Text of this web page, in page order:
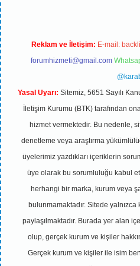
Reklam ve İletişim: E-mail:
forumhizmeti@gmail.com
Yasal Uyarı: Sitemiz, 5651 Sayılı
İletişim Kurumu (BTK) tarafından
hizmet vermektedir. Bu nedenle,
denetleme veya araştırma
üyelerimiz yazdıkları içeriklerin
üye olarak bu sorumluluğu kabul
herhangi bir marka, kurum veya
bulunmamaktadır. Sitede yalnızca
paylaşılmaktadır. Burada yer alan
olup, gerçek kurum ve kişiler
Gerçek kurum ve kişiler ile isim